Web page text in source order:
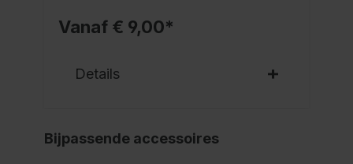
Vanaf € 9,00*
Details
Bijpassende accessoires